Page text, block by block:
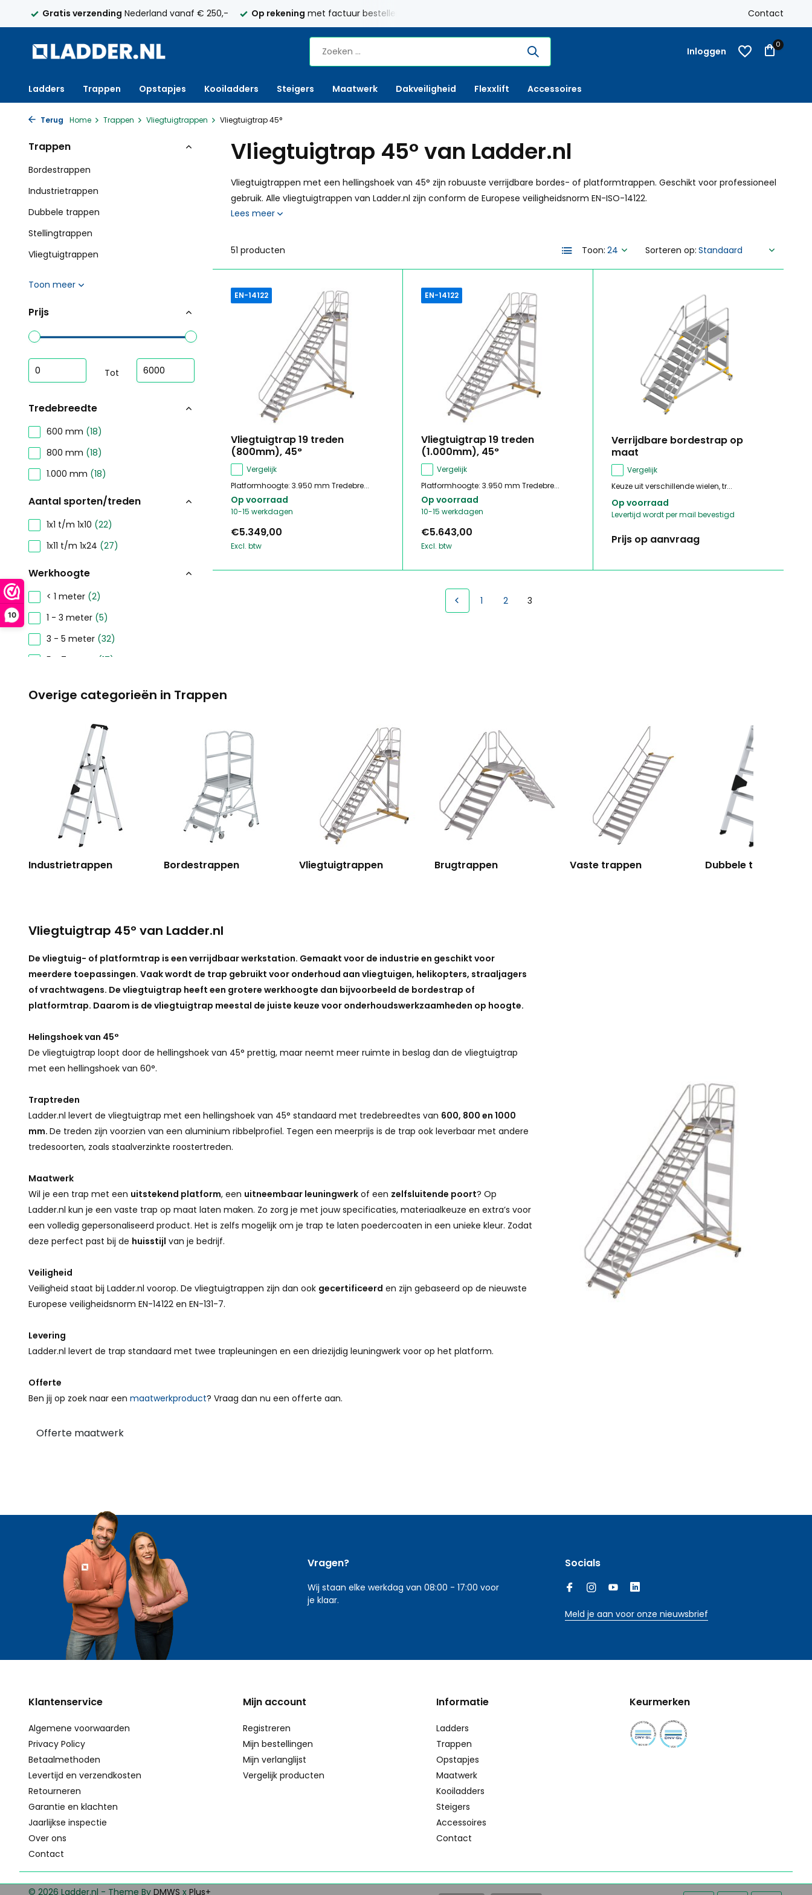
10
Gratis verzending Nederland vanaf € 250,- Op rekening met factuur bestellen mogelijk Nederland vanaf € 250,- Op
Contact
Inloggen
0
Ladders Trappen Opstapjes Kooiladders Steigers Maatwerk Dakveiligheid Flexxlift Accessoires
Terug Home Trappen Vliegtuigtrappen Vliegtuigtrap 45°
Trappen
Bordestrappen
Industrietrappen
Dubbele trappen
Stellingtrappen
Vliegtuigtrappen
Toon meer
Prijs
Tot
Tredebreedte
600 mm (18)
800 mm (18)
1.000 mm (18)
Aantal sporten/treden
1x1 t/m 1x10 (22)
1x11 t/m 1x24 (27)
Werkhoogte
< 1 meter (2)
1 - 3 meter (5)
3 - 5 meter (32)
5 - 7 meter
(17)
Toon meer
< 1 meter(5)
1 - 3 meter(32)
3 - 5 meter (17)
5 - 7 meter(2)
45°(50)
Vliegtuigtrap 45° van Ladder.nl
Vliegtuigtrappen met een hellingshoek van 45° zijn robuuste verrijdbare bordes- of platformtrappen. Geschikt voor professioneel
gebruik. Alle vliegtuigtrappen van Ladder.nl zijn conform de Europese veiligheidsnorm EN-ISO-14122.
Lees meer
51 producten Toon: Sorteren op:
EN-14122
Vliegtuigtrap 19 treden
(800mm), 45°
Vergelijk
Platformhoogte: 3.950 mm Tredebre...
Op voorraad
10-15 werkdagen
€5.349,00
Excl. btw
EN-14122
Vliegtuigtrap 19 treden
(1.000mm), 45°
Vergelijk
Platformhoogte: 3.950 mm Tredebre...
Op voorraad
10-15 werkdagen
€5.643,00
Excl. btw
Verrijdbare bordestrap op
maat
Vergelijk
Keuze uit verschillende wielen, tr...
Op voorraad
Levertijd wordt per mail bevestigd
Prijs op aanvraag
1 2 3
Overige categorieën in Trappen
Industrietrappen Bordestrappen Vliegtuigtrappen Brugtrappen Vaste trappen Dubbele trappen
Vliegtuigtrap 45° van Ladder.nl
De vliegtuig- of platformtrap is een verrijdbaar werkstation. Gemaakt voor de industrie en geschikt voor
meerdere toepassingen. Vaak wordt de trap gebruikt voor onderhoud aan vliegtuigen, helikopters, straaljagers
of vrachtwagens. De vliegtuigtrap heeft een grotere werkhoogte dan bijvoorbeeld de bordestrap of
platformtrap. Daarom is de vliegtuigtrap meestal de juiste keuze voor onderhoudswerkzaamheden op hoogte.
Helingshoek van 45°
De vliegtuigtrap loopt door de hellingshoek van 45° prettig, maar neemt meer ruimte in beslag dan de vliegtuigtrap
met een hellingshoek van 60°.
Traptreden
Ladder.nl levert de vliegtuigtrap met een hellingshoek van 45° standaard met tredebreedtes van 600, 800 en 1000
mm. De treden zijn voorzien van een aluminium ribbelprofiel. Tegen een meerprijs is de trap ook leverbaar met andere
tredesoorten, zoals staalverzinkte roostertreden.
Maatwerk
Wil je een trap met een uitstekend platform, een uitneembaar leuningwerk of een zelfsluitende poort? Op
Ladder.nl kun je een vaste trap op maat laten maken. Zo zorg je met jouw specificaties, materiaalkeuze en extra’s voor
een volledig gepersonaliseerd product. Het is zelfs mogelijk om je trap te laten poedercoaten in een unieke kleur. Zodat
deze perfect past bij de huisstijl van je bedrijf.
Veiligheid
Veiligheid staat bij Ladder.nl voorop. De vliegtuigtrappen zijn dan ook gecertificeerd en zijn gebaseerd op de nieuwste
Europese veiligheidsnorm EN-14122 en EN-131-7.
Levering
Ladder.nl levert de trap standaard met twee trapleuningen en een driezijdig leuningwerk voor op het platform.
Offerte
Ben jij op zoek naar een maatwerkproduct? Vraag dan nu een offerte aan.
Offerte maatwerk
Vragen?
Wij staan elke werkdag van 08:00 - 17:00 voor
je klaar.
Socials
Meld je aan voor onze nieuwsbrief
Klantenservice
Algemene voorwaarden
Privacy Policy
Betaalmethoden
Levertijd en verzendkosten
Retourneren
Garantie en klachten
Jaarlijkse inspectie
Over ons
Contact
Mijn account
Registreren
Mijn bestellingen
Mijn verlanglijst
Vergelijk producten
Informatie
Ladders
Trappen
Opstapjes
Maatwerk
Kooiladders
Steigers
Accessoires
Contact
Keurmerken
© 2026 Ladder.nl - Theme By DMWS x Plus+